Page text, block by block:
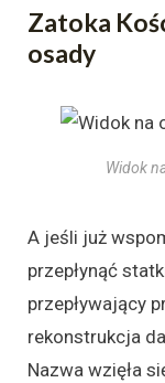
Zatoka
osady
Widok
A jeśli już
przepłynąć
przepływający
rekonstrukcja
Nazwa wzięła